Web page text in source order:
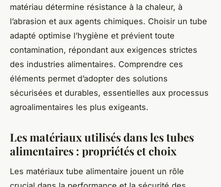
matériau détermine résistance à la chaleur, à
l’abrasion et aux agents chimiques. Choisir un tube
adapté optimise l’hygiène et prévient toute
contamination, répondant aux exigences strictes
des industries alimentaires. Comprendre ces
éléments permet d’adopter des solutions
sécurisées et durables, essentielles aux processus
agroalimentaires les plus exigeants.
Les matériaux utilisés dans les tubes
alimentaires : propriétés et choix
Les matériaux tube alimentaire jouent un rôle